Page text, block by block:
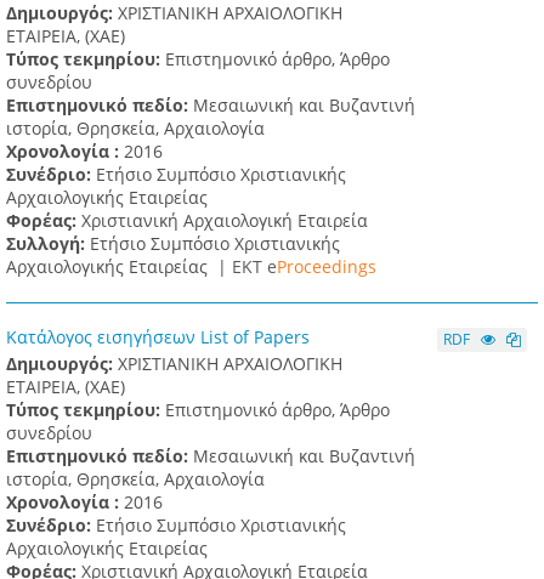
Δημιουργός: ΧΡΙΣΤΙΑΝΙΚΗ ΑΡΧΑΙΟΛΟΓΙΚΗ
ΕΤΑΙΡΕΙΑ, (XAE)
Τύπος τεκμηρίου: Επιστημονικό άρθρο, Άρθρο
συνεδρίου
Επιστημονικό πεδίο: Μεσαιωνική και Βυζαντινή
ιστορία, Θρησκεία, Αρχαιολογία
Χρονολογία : 2016
Συνέδριο: Ετήσιο Συμπόσιο Χριστιανικής
Αρχαιολογικής Εταιρείας
Φορέας: Χριστιανική Αρχαιολογική Εταιρεία
Συλλογή: Ετήσιο Συμπόσιο Χριστιανικής
Αρχαιολογικής Εταιρείας | ΕΚΤ eProceedings
Κατάλογος εισηγήσεων List of Papers
Δημιουργός: ΧΡΙΣΤΙΑΝΙΚΗ ΑΡΧΑΙΟΛΟΓΙΚΗ
ΕΤΑΙΡΕΙΑ, (XAE)
Τύπος τεκμηρίου: Επιστημονικό άρθρο, Άρθρο
συνεδρίου
Επιστημονικό πεδίο: Μεσαιωνική και Βυζαντινή
ιστορία, Θρησκεία, Αρχαιολογία
Χρονολογία : 2016
Συνέδριο: Ετήσιο Συμπόσιο Χριστιανικής
Αρχαιολογικής Εταιρείας
Φορέας: Χριστιανική Αρχαιολογική Εταιρεία
RDF